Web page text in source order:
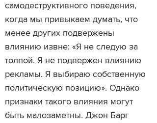
самодеструктивного поведения,
когда мы привыкаем думать, что
менее других подвержены
влиянию извне: «Я не следую за
толпой. Я не подвержен влиянию
рекламы. Я выбираю собственную
политическую позицию». Однако
признаки такого влияния могут
быть малозаметны. Джон Барг